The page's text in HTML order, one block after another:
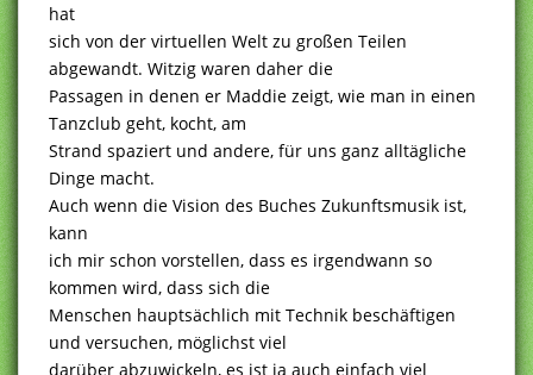
hat
sich von der virtuellen Welt zu großen Teilen
abgewandt. Witzig waren daher die
Passagen in denen er Maddie zeigt, wie man in einen
Tanzclub geht, kocht, am
Strand spaziert und andere, für uns ganz alltägliche
Dinge macht.
Auch wenn die Vision des Buches Zukunftsmusik ist,
kann
ich mir schon vorstellen, dass es irgendwann so
kommen wird, dass sich die
Menschen hauptsächlich mit Technik beschäftigen
und versuchen, möglichst viel
darüber abzuwickeln, es ist ja auch einfach viel